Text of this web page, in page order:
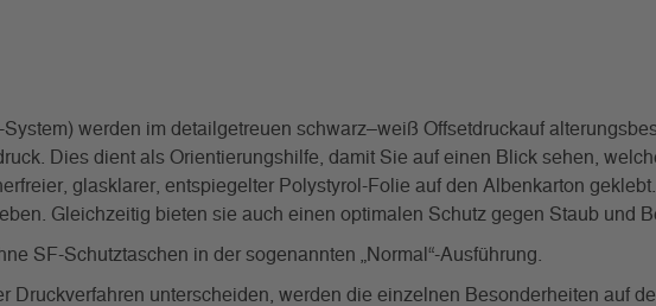
werden im detailgetreuen schwarz–weiß Offsetdruckauf
Dies dient als Orientierungshilfe, damit Sie auf einen Blick sehen,
glasklarer, entspiegelter Polystyrol-Folie auf den Albenkarton
Gleichzeitig bieten sie auch einen optimalen Schutz gegen Staub und
SF-Schutztaschen in der sogenannten „Normal“-Ausführung.
Druckverfahren unterscheiden, werden die einzelnen Besonderheiten auf